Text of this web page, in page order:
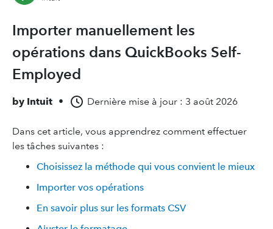
Importer manuellement les
opérations dans QuickBooks Self-
Employed
by Intuit • Dernière mise à jour : 3 août 2026
Dans cet article, vous apprendrez comment effectuer
les tâches suivantes :
Choisissez la méthode qui vous convient le mieux
Importer vos opérations
En savoir plus sur les formats CSV